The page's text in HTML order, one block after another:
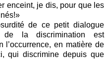
enceint, je dis, pour que les
de ce petit dialogue
de la discrimination est
l’occurrence, en matière de
qui discrimine depuis que